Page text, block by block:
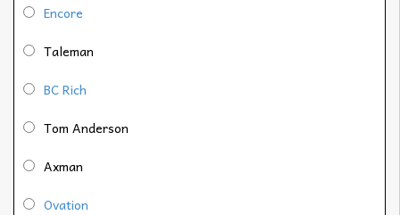
Encore
Taleman
BC Rich
Tom Anderson
Axman
Ovation